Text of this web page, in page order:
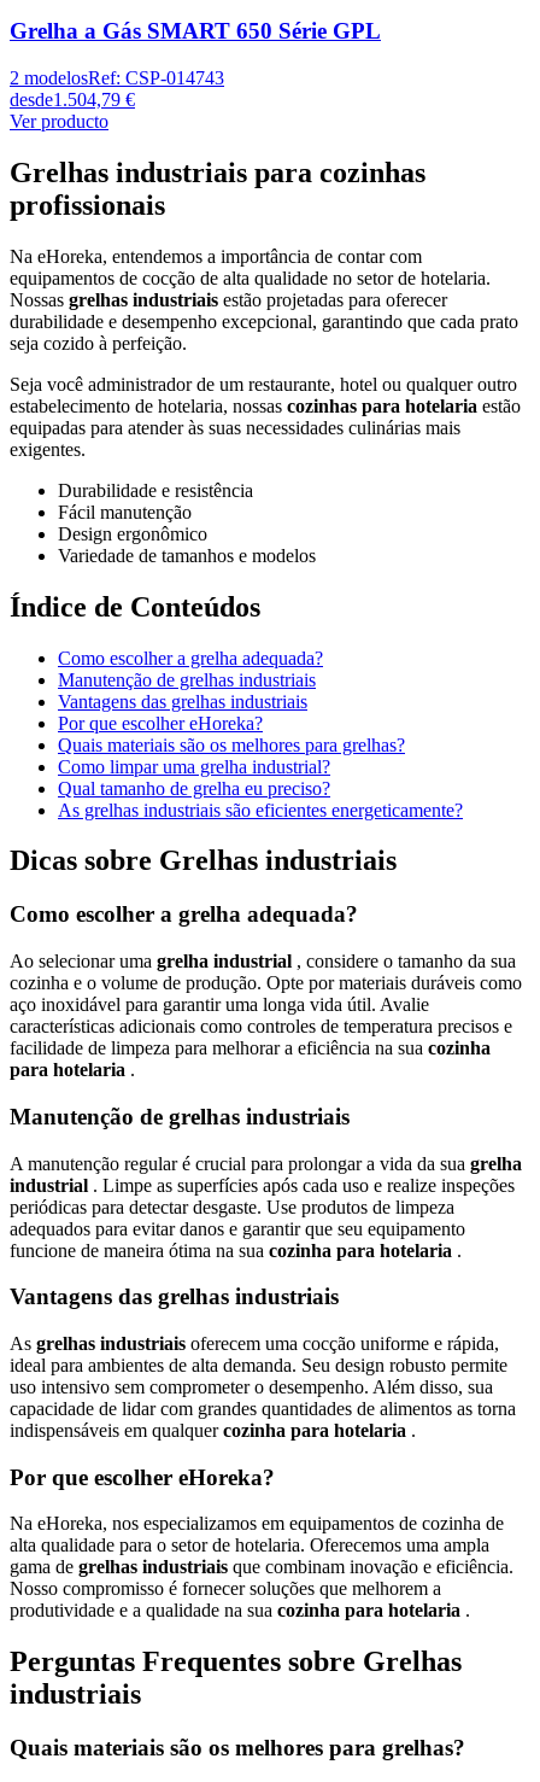
Grelha a Gás SMART 650 Série GPL
2 modelosRef: CSP-014743
desde1.504,79 €
Ver producto
Grelhas industriais para cozinhas
profissionais
Na eHoreka, entendemos a importância de contar com
equipamentos de cocção de alta qualidade no setor de hotelaria.
Nossas grelhas industriais estão projetadas para oferecer
durabilidade e desempenho excepcional, garantindo que cada prato
seja cozido à perfeição.
Seja você administrador de um restaurante, hotel ou qualquer outro
estabelecimento de hotelaria, nossas cozinhas para hotelaria estão
equipadas para atender às suas necessidades culinárias mais
exigentes.
Durabilidade e resistência
Fácil manutenção
Design ergonômico
Variedade de tamanhos e modelos
Índice de Conteúdos
Como escolher a grelha adequada?
Manutenção de grelhas industriais
Vantagens das grelhas industriais
Por que escolher eHoreka?
Quais materiais são os melhores para grelhas?
Como limpar uma grelha industrial?
Qual tamanho de grelha eu preciso?
As grelhas industriais são eficientes energeticamente?
Dicas sobre Grelhas industriais
Como escolher a grelha adequada?
Ao selecionar uma grelha industrial , considere o tamanho da sua
cozinha e o volume de produção. Opte por materiais duráveis como
aço inoxidável para garantir uma longa vida útil. Avalie
características adicionais como controles de temperatura precisos e
facilidade de limpeza para melhorar a eficiência na sua cozinha
para hotelaria .
Manutenção de grelhas industriais
A manutenção regular é crucial para prolongar a vida da sua grelha
industrial . Limpe as superfícies após cada uso e realize inspeções
periódicas para detectar desgaste. Use produtos de limpeza
adequados para evitar danos e garantir que seu equipamento
funcione de maneira ótima na sua cozinha para hotelaria .
Vantagens das grelhas industriais
As grelhas industriais oferecem uma cocção uniforme e rápida,
ideal para ambientes de alta demanda. Seu design robusto permite
uso intensivo sem comprometer o desempenho. Além disso, sua
capacidade de lidar com grandes quantidades de alimentos as torna
indispensáveis em qualquercozinha para hotelaria .
Por que escolher eHoreka?
Na eHoreka, nos especializamos em equipamentos de cozinha de
alta qualidade para o setor de hotelaria. Oferecemos uma ampla
gama de grelhas industriais que combinam inovação e eficiência.
Nosso compromisso é fornecer soluções que melhorem a
produtividade e a qualidade na sua cozinha para hotelaria .
Perguntas Frequentes sobre Grelhas
industriais
Quais materiais são os melhores para grelhas?